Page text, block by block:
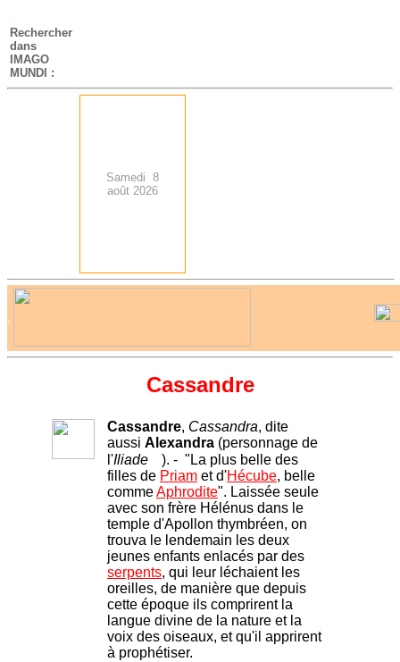
-
Rechercher
dans
IMAGO
MUNDI :
Samedi 8
août 2026
.
Cassandre
Cassandre, Cassandra, dite
aussi Alexandra (personnage de
l'Iliade
). - "La plus belle des
filles de Priam et d'Hécube, belle
commeAphrodite". Laissée seule
avec son frère Hélénus dans le
temple d'Apollon thymbréen, on
trouva le lendemain les deux
jeunes enfants enlacés par des
serpents, qui leur léchaient les
oreilles, de manière que depuis
cette époque ils comprirent la
langue divine de la nature et la
voix des oiseaux, et qu'il apprirent
à prophétiser.